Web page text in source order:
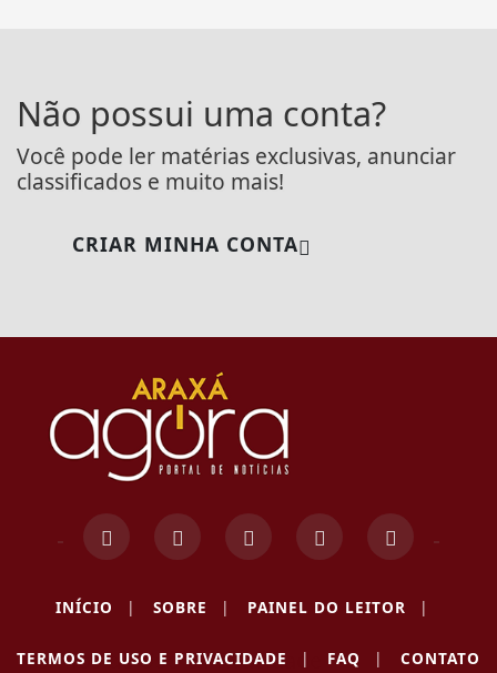
Não possui uma conta?
Você pode ler matérias exclusivas, anunciar
classificados e muito mais!
CRIAR MINHA CONTA
INÍCIO | SOBRE | PAINEL DO LEITOR |
TERMOS DE USO E PRIVACIDADE | FAQ | CONTATO
Termos de Uso e Privacidade